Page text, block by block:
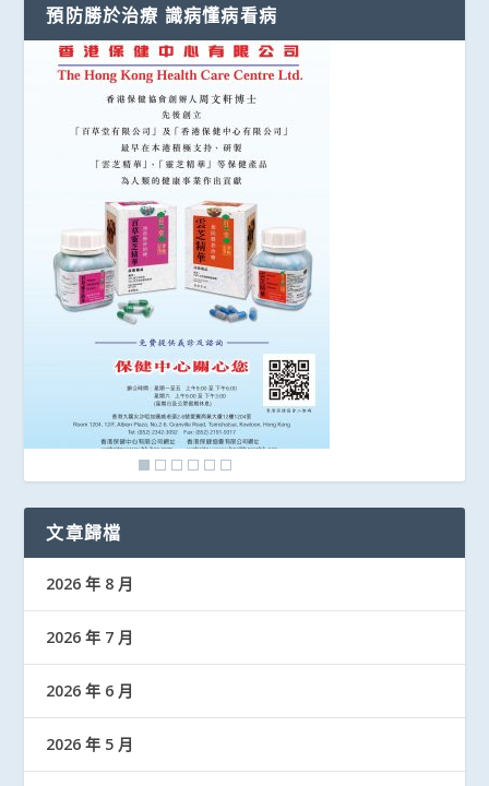
預防勝於治療 識病懂病看病
文章歸檔
2026 年 8 月
2026 年 7 月
2026 年 6 月
2026 年 5 月